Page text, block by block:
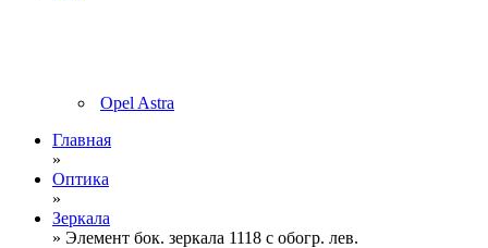
Opel Astra
Главная
»
Оптика
»
Зеркала
» Элемент бок. зеркала 1118 с обогр. лев.